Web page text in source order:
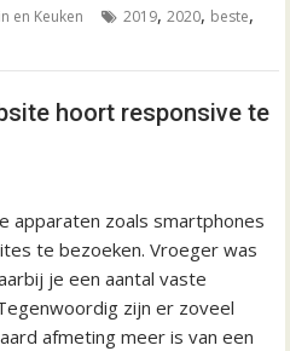
en Keuken 2019,2020, beste,
hoort responsive te
apparaten zoals smartphones
te bezoeken. Vroeger was
je een aantal vaste
zijn er zoveel
afmeting meer is van een